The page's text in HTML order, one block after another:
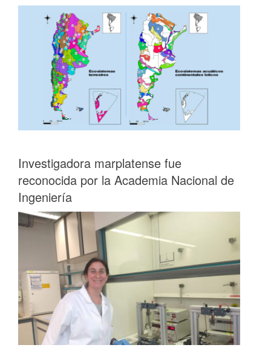
Investigadora marplatense fue
reconocida por la Academia Nacional de
Ingeniería